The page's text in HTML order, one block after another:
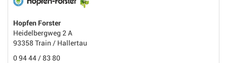
Hopfen Forster
Heidelbergweg 2 A
93358 Train / Hallertau
0 94 44 / 83 80